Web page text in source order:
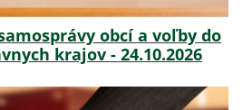
obcí a voľby do
krajov - 24.10.2026